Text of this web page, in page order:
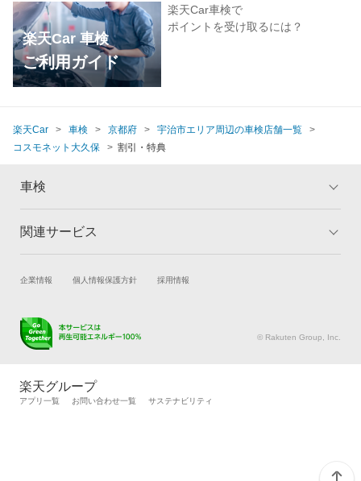
楽天Car 車検
ご利用ガイド
楽天Car車検で
ポイントを受け取るには？
楽天Car 車検 京都府
宇治市エリア周辺の車検店舗一覧
コスモネット大久保
割引・特典
車検
トップ
車検の基礎知識 キャンペーン一覧
関連サービス
試乗・商談 新車購入
キズ修理予約
メンテナンス管理
タイヤ交換サービス
自動車カタログ 自動車保険
企業情報 個人情報保護方針 採用情報
© Rakuten Group, Inc.
楽天グループ
アプリ一覧 お問い合わせ一覧 サステナビリティ